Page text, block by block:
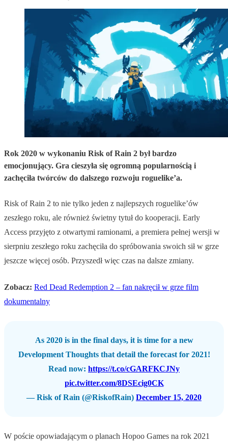
Rok 2020 w wykonaniu Risk of Rain 2 był bardzo
emocjonujący. Gra cieszyła się ogromną popularnością i
zachęciła twórców do dalszego rozwoju roguelike’a.
Risk of Rain 2 to nie tylko jeden z najlepszych roguelike’ów
zeszłego roku, ale również świetny tytuł do kooperacji. Early
Access przyjęto z otwartymi ramionami, a premiera pełnej wersji w
sierpniu zeszłego roku zachęciła do spróbowania swoich sił w grze
jeszcze więcej osób. Przyszedł więc czas na dalsze zmiany.
Zobacz: Red Dead Redemption 2 – fan nakręcił w grze film
dokumentalny
As 2020 is in the final days, it is time for a new
Development Thoughts that detail the forecast for 2021!
Read now: https://t.co/cGARFKCJNy
pic.twitter.com/8DSEcig0CK
— Risk of Rain (@RiskofRain) December 15, 2020
W poście opowiadającym o planach Hopoo Games na rok 2021